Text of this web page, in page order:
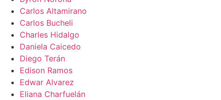
Carlos Altamirano
Carlos Bucheli
Charles Hidalgo
Daniela Caicedo
Diego Terán
Edison Ramos
Edwar Alvarez
Eliana Charfuelán